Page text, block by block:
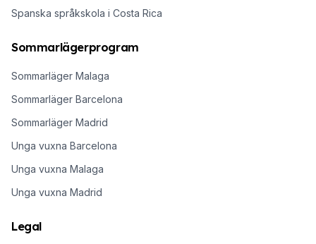
Spanska språkskola i Costa Rica
Sommarlägerprogram
Sommarläger Malaga
Sommarläger Barcelona
Sommarläger Madrid
Unga vuxna Barcelona
Unga vuxna Malaga
Unga vuxna Madrid
Legal